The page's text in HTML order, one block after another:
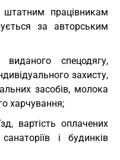
штатним працівникам
за авторським
спецодягу,
захисту,
засобів, молока
харчування;
вартість оплачених
і будинків